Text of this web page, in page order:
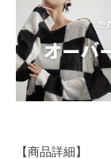
【商品詳細】